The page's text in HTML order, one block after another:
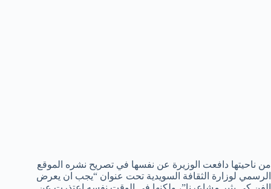
من ناحيتها دافعت الوزيرة عن نفسها في تصريح نشره الموقع
الرسمي لوزارة الثقافة السويدية تحت عنوان “يجب ان يعرض